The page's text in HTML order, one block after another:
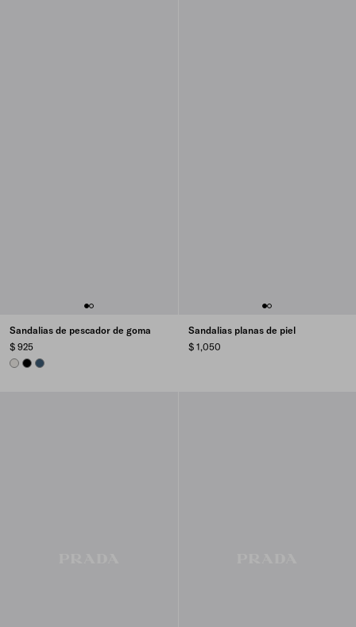
Sandalias de pescador de goma
$ 925
PANAMA
BLACKAVIATION BLUE
Sandalias planas de piel
$ 1,050